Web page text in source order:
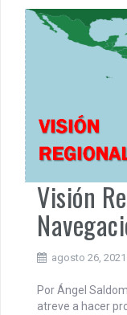
Visión
agosto 26, 2021
Por Ángel
atreve a hacer